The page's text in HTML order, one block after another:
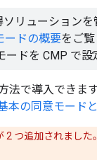
リューション
ードの概要をご
ードを CMP で
法で導入でき
本の同意モード
2 つ追加されまし